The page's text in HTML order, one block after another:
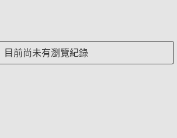
目前尚未有瀏覽紀錄